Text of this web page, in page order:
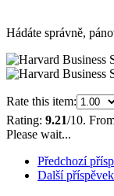
Hádáte správně,
Rate this item:
Rating: 9.21/10.
Please wait...
Předchozí
Další příspěvek